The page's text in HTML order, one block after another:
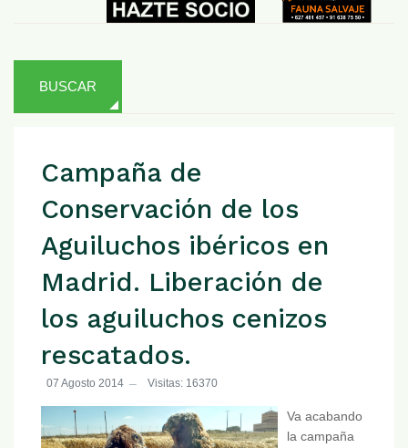
BUSCAR
Campaña de
Conservación de los
Aguiluchos ibéricos en
Madrid. Liberación de
los aguiluchos cenizos
rescatados.
07 Agosto 2014 Visitas: 16370
Va acabando
la campaña